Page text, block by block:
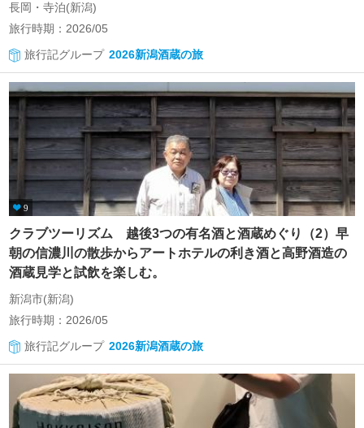
長岡・寺泊(新潟)
旅行時期：2026/05
旅行記グループ 2026新潟酒蔵の旅
9
クラブツーリズム 越後3つの有名酒と酒蔵めぐり（2）早
朝の信濃川の散歩からアートホテルの利き酒と高野酒造の
酒蔵見学と試飲を楽しむ。
新潟市(新潟)
旅行時期：2026/05
旅行記グループ 2026新潟酒蔵の旅